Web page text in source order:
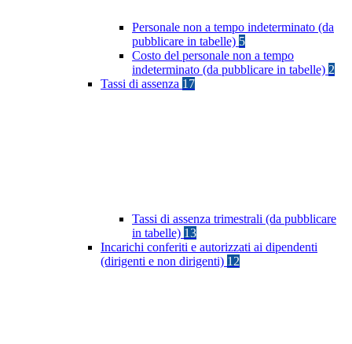
Personale non a tempo indeterminato (da
pubblicare in tabelle) 5
Costo del personale non a tempo
indeterminato (da pubblicare in tabelle) 2
Tassi di assenza 17
Tassi di assenza trimestrali (da pubblicare
in tabelle) 13
Incarichi conferiti e autorizzati ai dipendenti
(dirigenti e non dirigenti) 12